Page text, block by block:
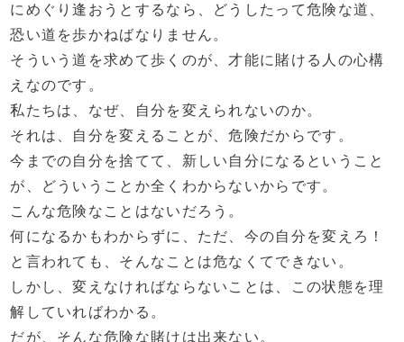
にめぐり逢おうとするなら、どうしたって危険な道、
恐い道を歩かねばなりません。
そういう道を求めて歩くのが、才能に賭ける人の心構
えなのです。
私たちは、なぜ、自分を変えられないのか。
それは、自分を変えることが、危険だからです。
今までの自分を捨てて、新しい自分になるということ
が、どういうことか全くわからないからです。
こんな危険なことはないだろう。
何になるかもわからずに、ただ、今の自分を変えろ！
と言われても、そんなことは危なくてできない。
しかし、変えなければならないことは、この状態を理
解していればわかる。
だが、そんな危険な賭けは出来ない。